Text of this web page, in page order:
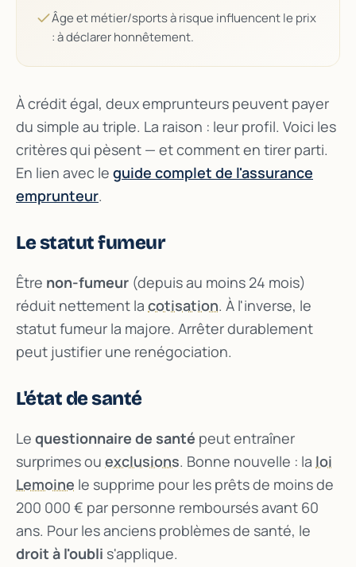
Âge et métier/sports à risque influencent le prix
: à déclarer honnêtement.
À crédit égal, deux emprunteurs peuvent payer
du simple au triple. La raison : leur profil. Voici les
critères qui pèsent — et comment en tirer parti.
En lien avec le guide complet de l'assurance
emprunteur.
Le statut fumeur
Être non-fumeur (depuis au moins 24 mois)
réduit nettement la cotisation. À l'inverse, le
statut fumeur la majore. Arrêter durablement
peut justifier une renégociation.
L'état de santé
Le questionnaire de santé peut entraîner
surprimes ou exclusions. Bonne nouvelle : la loi
Lemoine le supprime pour les prêts de moins de
200 000 € par personne remboursés avant 60
ans. Pour les anciens problèmes de santé, le
droit à l'oubli s'applique.